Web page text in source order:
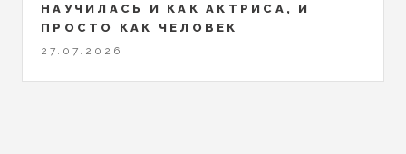
НАУЧИЛАСЬ И КАК АКТРИСА, И
ПРОСТО КАК ЧЕЛОВЕК
27.07.2026